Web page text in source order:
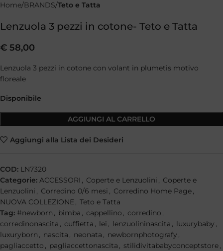
Home BRANDS Teto e Tatta
Lenzuola 3 pezzi in cotone- Teto e Tatta
€ 58,00
Lenzuola 3 pezzi in cotone con volant in plumetis motivo
floreale
Disponibile
AGGIUNGI AL CARRELLO
Aggiungi alla Lista dei Desideri
COD: LN7320
Categorie: ACCESSORI , Coperte e Lenzuolini , Coperte e
Lenzuolini , Corredino 0/6 mesi , Corredino Home Page,
NUOVA COLLEZIONE, Teto e Tatta
Tag: #newborn , bimba , cappellino , corredino ,
corredinonascita , cuffietta , lei , lenzuolininascita , luxurybaby ,
luxuryborn , nascita , neonata , newbornphotografy ,
pagliaccetto , pagliaccettonascita , stilidivitababyconceptstore,